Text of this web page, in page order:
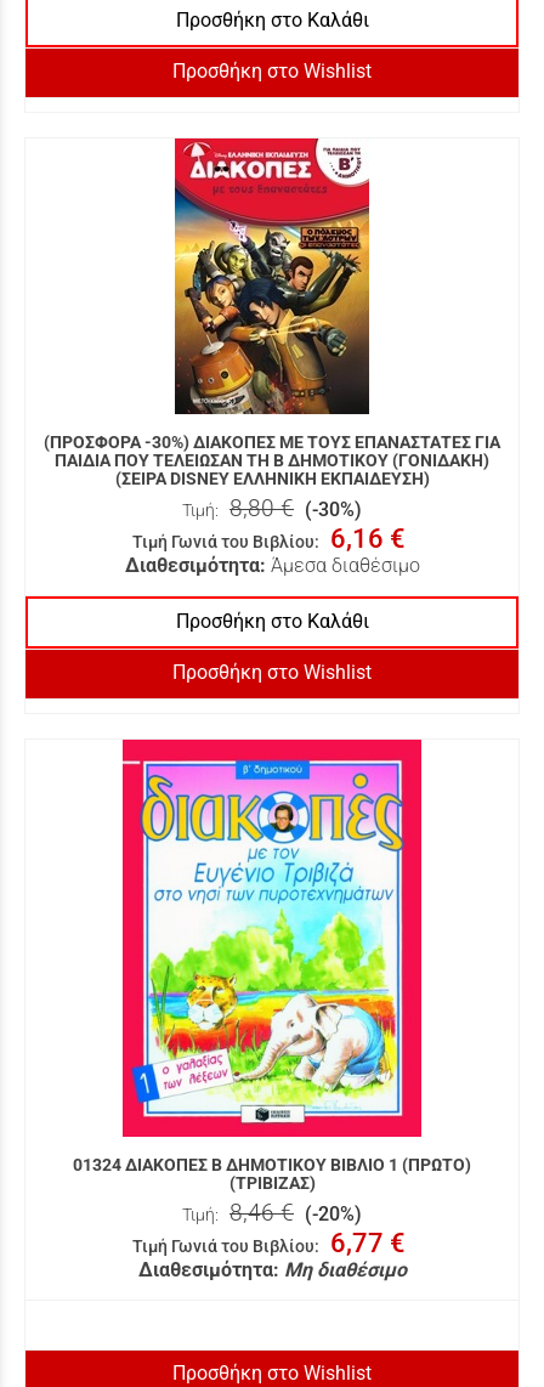
Προσθήκη στο Καλάθι
Προσθήκη στο Wishlist
(ΠΡΟΣΦΟΡΑ -30%) ΔΙΑΚΟΠΕΣ ΜΕ ΤΟΥΣ ΕΠΑΝΑΣΤΑΤΕΣ ΓΙΑ
ΠΑΙΔΙΑ ΠΟΥ ΤΕΛΕΙΩΣΑΝ ΤΗ Β ΔΗΜΟΤΙΚΟΥ (ΓΟΝΙΔΑΚΗ)
(ΣΕΙΡΑ DISNEY ΕΛΛΗΝΙΚΗ ΕΚΠΑΙΔΕΥΣΗ)
Τιμή: 8,80 € (-30%)
Τιμή Γωνιά του Βιβλίου: 6,16 €
Διαθεσιμότητα: Άμεσα διαθέσιμο
Προσθήκη στο Καλάθι
Προσθήκη στο Wishlist
01324 ΔΙΑΚΟΠΕΣ Β ΔΗΜΟΤΙΚΟΥ ΒΙΒΛΙΟ 1 (ΠΡΩΤΟ)
(ΤΡΙΒΙΖΑΣ)
Τιμή: 8,46 € (-20%)
Τιμή Γωνιά του Βιβλίου: 6,77 €
Διαθεσιμότητα: Μη διαθέσιμο
Προσθήκη στο Wishlist